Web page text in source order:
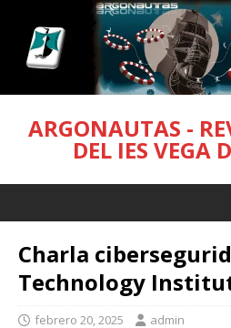
ARGONAUTAS -
DEL IES VEGA
Charla
Technology
febrero 20, 2025 admin